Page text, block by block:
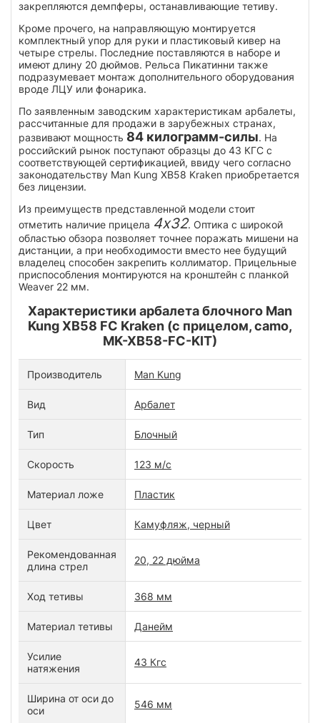
закрепляются демпферы, останавливающие тетиву.
Кроме прочего, на направляющую монтируется
комплектный упор для руки и пластиковый кивер на
четыре стрелы. Последние поставляются в наборе и
имеют длину 20 дюймов. Рельса Пикатинни также
подразумевает монтаж дополнительного оборудования
вроде ЛЦУ или фонарика.
По заявленным заводским характеристикам арбалеты,
рассчитанные для продажи в зарубежных странах,
развивают мощность 84 килограмм-силы. На
российский рынок поступают образцы до 43 КГС с
соответствующей сертификацией, ввиду чего согласно
законодательству Man Kung XB58 Kraken приобретается
без лицензии.
Из преимуществ представленной модели стоит
отметить наличие прицела 4x32. Оптика с широкой
областью обзора позволяет точнее поражать мишени на
дистанции, а при необходимости вместо нее будущий
владелец способен закрепить коллиматор. Прицельные
приспособления монтируются на кронштейн с планкой
Weaver 22 мм.
Характеристики арбалета блочного Man
Kung XB58 FC Kraken (с прицелом, camo,
MK-XB58-FC-KIT)
Производитель Man Kung
Вид Арбалет
Тип Блочный
Скорость 123 м/с
Материал ложе Пластик
Цвет Камуфляж, черный
Рекомендованная
длина стрел
20, 22 дюйма
Ход тетивы 368 мм
Материал тетивы Данейм
Усилие
натяжения
43 Кгс
Ширина от оси до
оси
546 мм